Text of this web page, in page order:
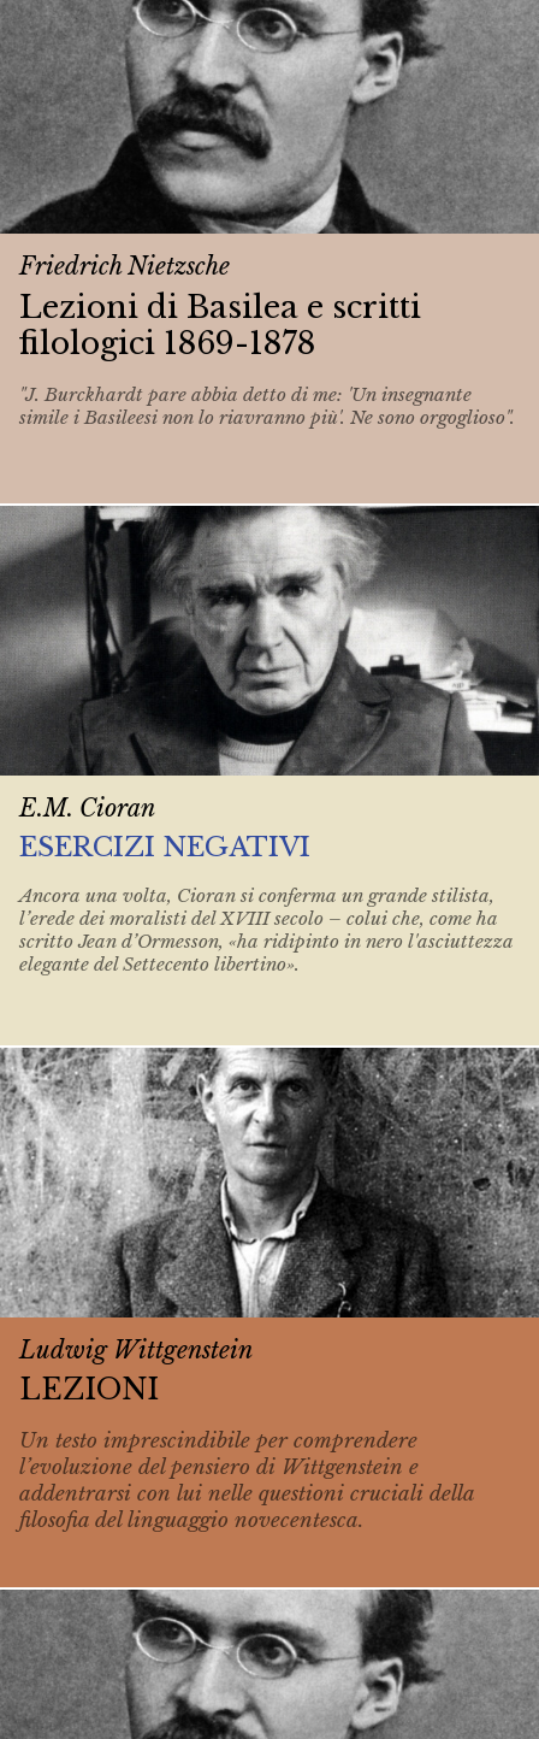
Friedrich Nietzsche
Lezioni di Basilea e scritti
filologici 1869-1878
"J. Burckhardt pare abbia detto di me: 'Un insegnante
simile i Basileesi non lo riavranno più'. Ne sono orgoglioso".
E.M. Cioran
ESERCIZI NEGATIVI
Ancora una volta, Cioran si conferma un grande stilista,
l’erede dei moralisti del XVIII secolo – colui che, come ha
scritto Jean d’Ormesson, «ha ridipinto in nero l'asciuttezza
elegante del Settecento libertino».
Ludwig Wittgenstein
LEZIONI
Un testo imprescindibile per comprendere
l’evoluzione del pensiero di Wittgenstein e
addentrarsi con lui nelle questioni cruciali della
filosofia del linguaggio novecentesca.